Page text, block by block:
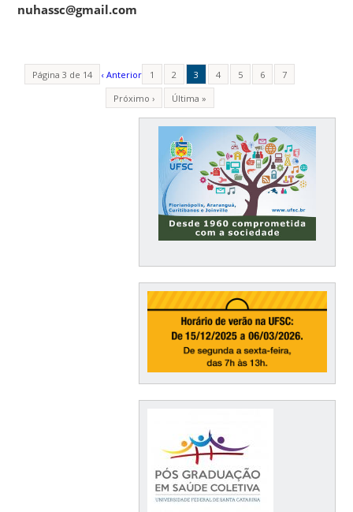
nuhassc@gmail.com
Página 3 de 14 ‹ Anterior 1 2 3 4 5 6
7
Próximo ›
Última »